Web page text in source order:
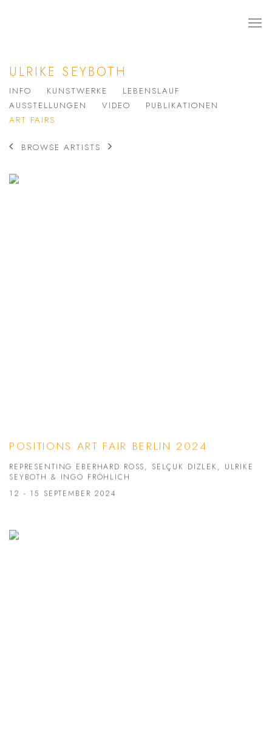
ULRIKE SEYBOTH
INFO KUNSTWERKE
LEBENSLAUF
AUSSTELLUNGEN
VIDEO
PUBLIKATIONEN
ART FAIRS
BROWSE ARTISTS
POSITIONS ART FAIR BERLIN 2024
REPRESENTING EBERHARD ROSS, SELÇUK DIZLEK, ULRIKE
SEYBOTH & INGO FRÖHLICH
12 - 15 SEPTEMBER 2024